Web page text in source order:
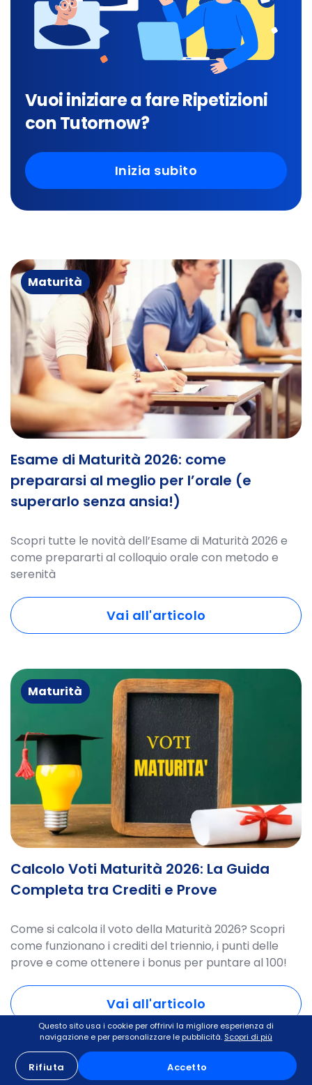
Vuoi iniziare a fare Ripetizioni
con Tutornow?
Inizia subito
Maturità
Esame di Maturità 2026: come
prepararsi al meglio per l’orale (e
superarlo senza ansia!)
Scopri tutte le novità dell’Esame di Maturità 2026 e
come prepararti al colloquio orale con metodo e
serenità
Vai all'articolo
Maturità
Calcolo Voti Maturità 2026: La Guida
Completa tra Crediti e Prove
Come si calcola il voto della Maturità 2026? Scopri
come funzionano i crediti del triennio, i punti delle
prove e come ottenere i bonus per puntare al 100!
Vai all'articolo
Maturità
Questo sito usa i cookie per offrirvi la migliore esperienza di
navigazione e per personalizzare le pubblicità. Scopri di più
Rifiuta Accetto